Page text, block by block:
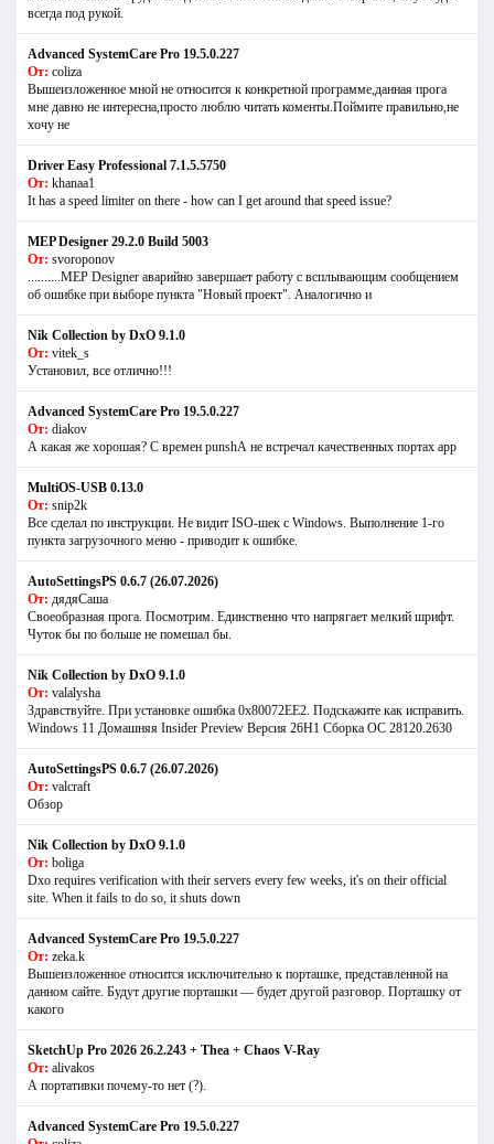
всегда под рукой.
Advanced SystemCare Pro 19.5.0.227
От: coliza
Вышеизложенное мной не относится к конкретной программе,данная прога
мне давно не интересна,просто люблю читать коменты.Поймите правильно,не
хочу не
Driver Easy Professional 7.1.5.5750
От: khanaa1
It has a speed limiter on there - how can I get around that speed issue?
MEP Designer 29.2.0 Build 5003
От: svoroponov
..........MEP Designer аварийно завершает работу с всплывающим сообщением
об ошибке при выборе пункта "Новый проект". Аналогично и
Nik Collection by DxO 9.1.0
От: vitek_s
Установил, все отлично!!!
Advanced SystemCare Pro 19.5.0.227
От: diakov
А какая же хорошая? С времен punshА не встречал качественных портах app
MultiOS-USB 0.13.0
От: snip2k
Все сделал по инструкции. Не видит ISO-шек с Windows. Выполнение 1-го
пункта загрузочного меню - приводит к ошибке.
AutoSettingsPS 0.6.7 (26.07.2026)
От: дядяСаша
Своеобразная прога. Посмотрим. Единственно что напрягает мелкий шрифт.
Чуток бы по больше не помешал бы.
Nik Collection by DxO 9.1.0
От: valalysha
Здравствуйте. При установке ошибка 0х80072EE2. Подскажите как исправить.
Windows 11 Домашняя Insider Preview Версия 26H1 Сборка ОС 28120.2630
AutoSettingsPS 0.6.7 (26.07.2026)
От: valcraft
Обзор
Nik Collection by DxO 9.1.0
От: boliga
Dxo requires verification with their servers every few weeks, it's on their official
site. When it fails to do so, it shuts down
Advanced SystemCare Pro 19.5.0.227
От: zeka.k
Вышеизложенное относится исключительно к порташке, представленной на
данном сайте. Будут другие порташки — будет другой разговор. Порташку от
какого
SketchUp Pro 2026 26.2.243 + Thea + Chaos V-Ray
От: alivakos
А портативки почему-то нет (?).
Advanced SystemCare Pro 19.5.0.227